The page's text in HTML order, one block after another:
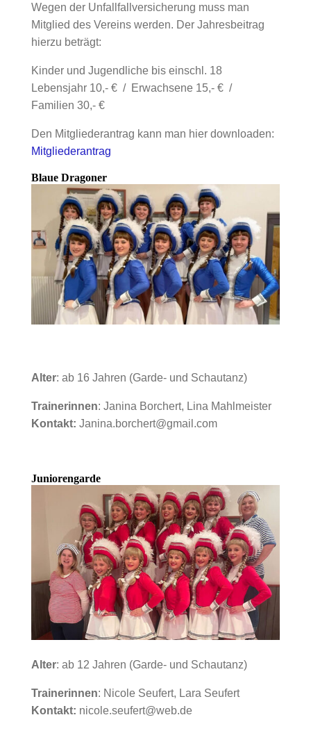
Wegen der Unfallfallversicherung muss man
Mitglied des Vereins werden. Der Jahresbeitrag
hierzu beträgt:
Kinder und Jugendliche bis einschl. 18
Lebensjahr 10,- € / Erwachsene 15,- € /
Familien 30,- €
Den Mitgliederantrag kann man hier downloaden:
Mitgliederantrag
Blaue Dragoner
Alter: ab 16 Jahren (Garde- und Schautanz)
Trainerinnen: Janina Borchert, Lina Mahlmeister
Kontakt: Janina.borchert@gmail.com
Juniorengarde
Alter: ab 12 Jahren (Garde- und Schautanz)
Trainerinnen: Nicole Seufert, Lara Seufert
Kontakt: nicole.seufert@web.de